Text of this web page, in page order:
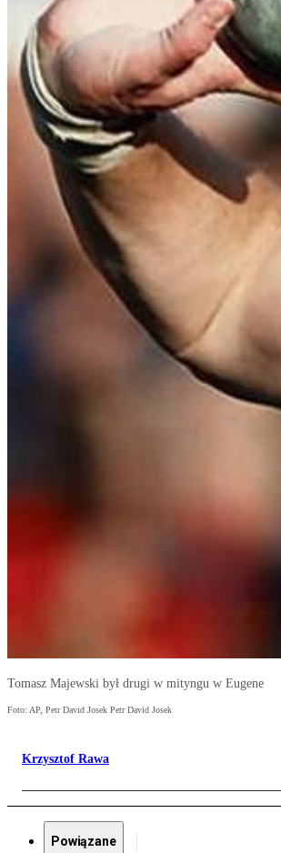
Tomasz Majewski był drugi w mityngu w Eugene
Foto: AP, Petr David Josek Petr David Josek
Krzysztof Rawa
Powiązane